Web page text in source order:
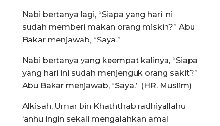
Nabi bertanya lagi, “Siapa yang hari ini
sudah memberi makan orang miskin?” Abu
Bakar menjawab, “Saya.”
Nabi bertanya yang keempat kalinya, “Siapa
yang hari ini sudah menjenguk orang sakit?”
Abu Bakar menjawab, “Saya.” (HR. Muslim)
Alkisah, Umar bin Khaththab radhiyallahu
‘anhu ingin sekali mengalahkan amal